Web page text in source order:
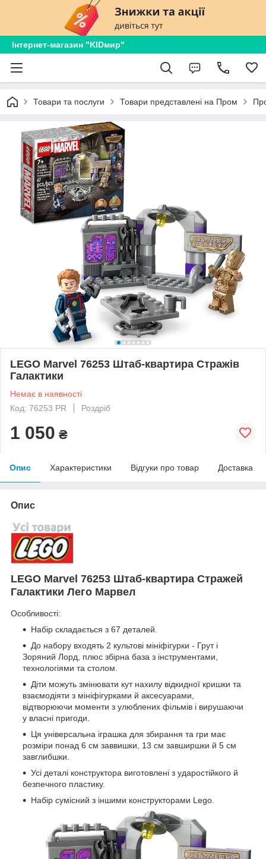
Інтернет-магазин "KIDмир"
Товари та послуги Товари представлені на Пром
LEGO Marvel 76253 Штаб-квартира Стражів
Галактики
Немає в наявності
Код: 76253 PR
Роздріб
1 050 ₴
Опис Характеристики Відгуки про товар Доставка
Опис
LEGO Marvel 76253 Штаб-квартира Стражей
Галактики Лего Марвел
Особливості:
Набір складається з 67 деталей.
До набору входять 2 культові мініфігурки - Грут і
Зоряний Лорд, плюс збірна база з інструментами,
технологіями та столом.
Діти можуть змінювати кут нахилу відкидної кришки та
взаємодіяти з мініфігурками й аксесуарами,
відтворюючи моменти з улюблених фільмів і вирушаючи
у власні пригоди.
Ця універсальна іграшка для збирання та гри має
розміри понад 6 см заввишки, 13 см завширшки й 5 см
завглибшки.
Усі деталі конструктора виготовлені з ударостійкого й
безпечного пластику.
Набір сумісний з іншими конструкторами Lego.